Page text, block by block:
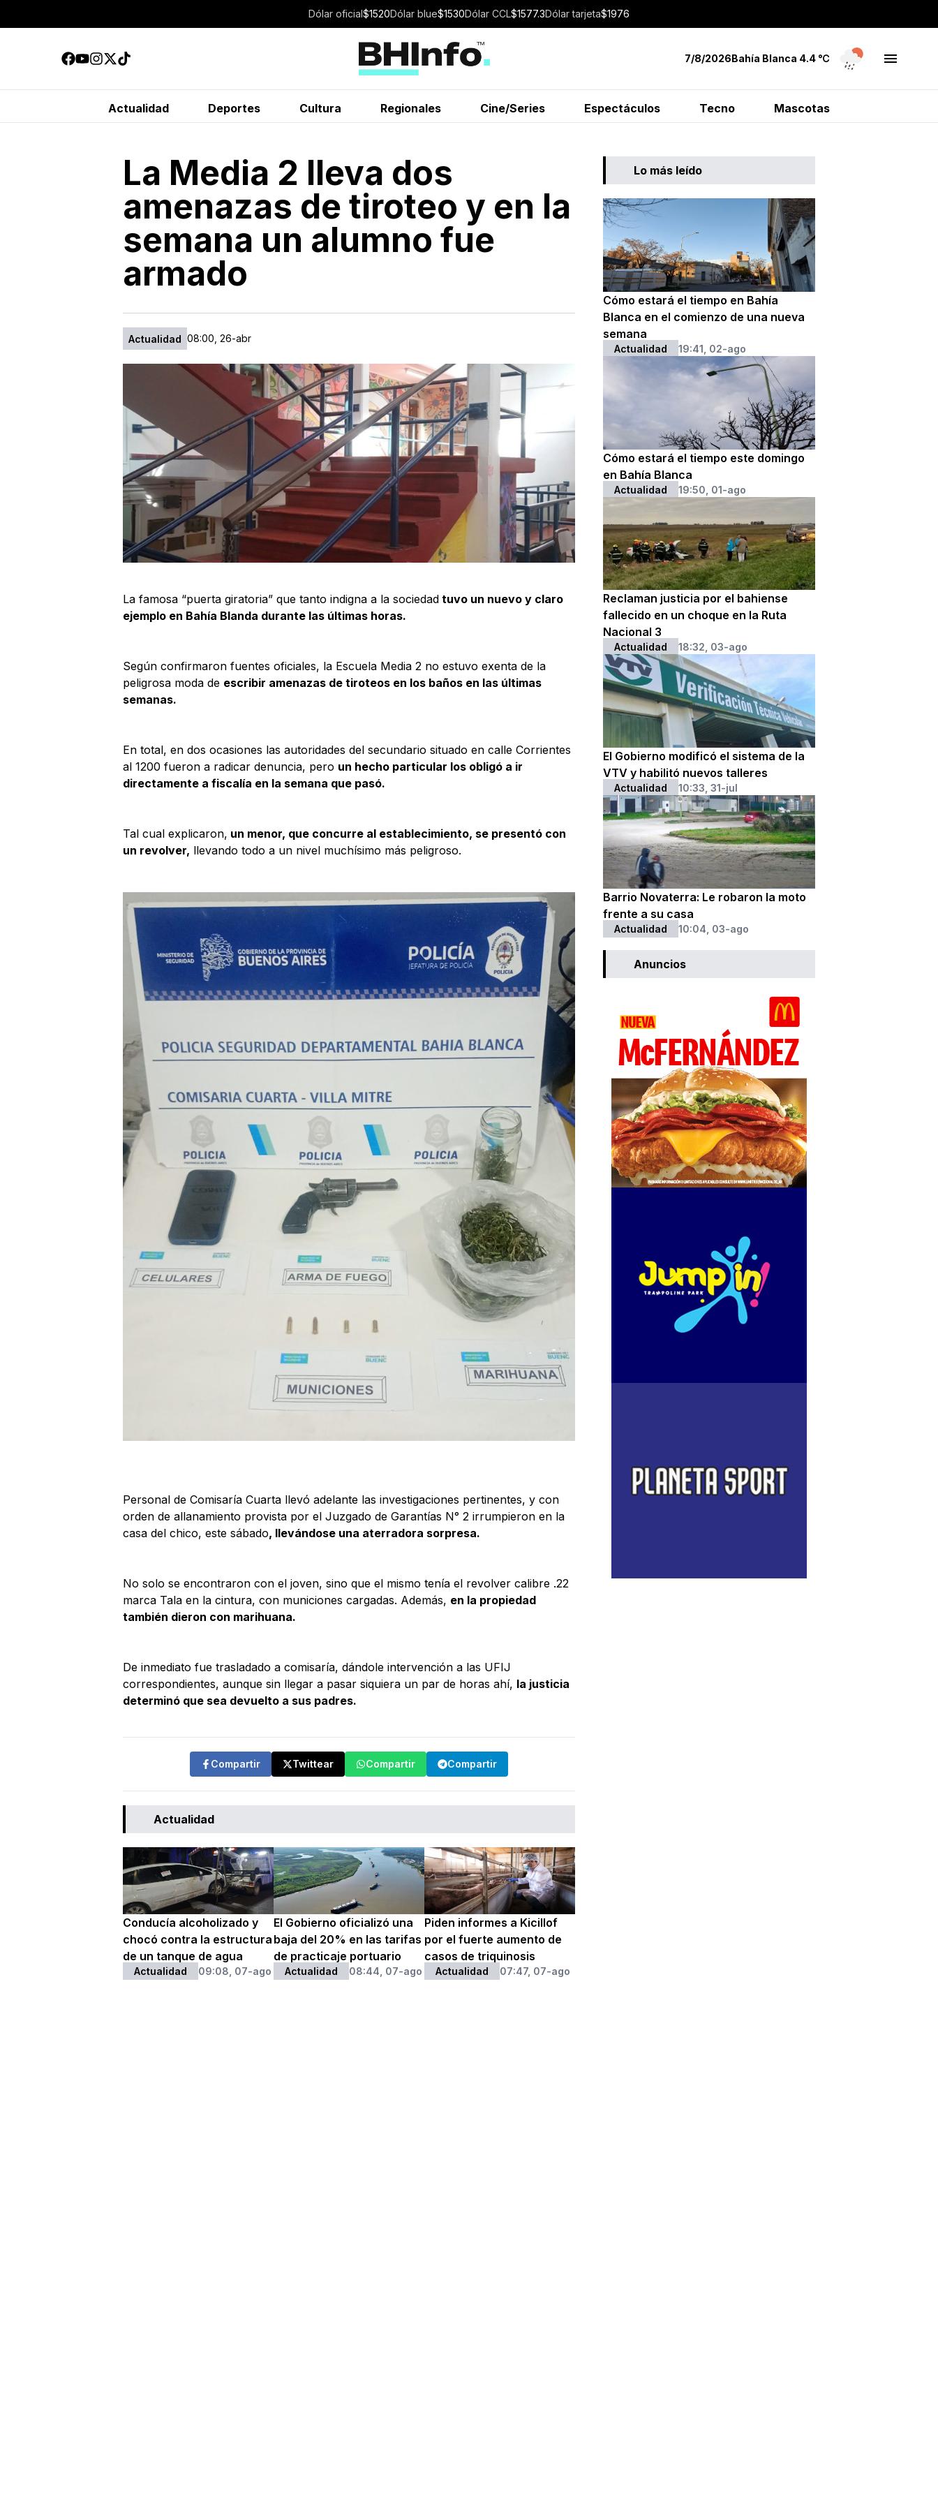
Dólar oficial$1520Dólar blue$1530Dólar CCL$1577.3Dólartarjeta$1976
7/8/2026Bahía Blanca 4.4 ℃
Actualidad Deportes Cultura Regionales Cine/Series Espectáculos Tecno Mascotas
La Media 2 lleva dos
amenazas de tiroteo y en la
semana un alumno fue
armado
Actualidad 08:00, 26-abr
La famosa “puerta giratoria” que tanto indigna a la sociedad tuvo un nuevo y claro
ejemplo en Bahía Blanda durante las últimas horas.
Según confirmaron fuentes oficiales, la Escuela Media 2 no estuvo exenta de la
peligrosa moda de escribir amenazas de tiroteos en los baños en las últimas
semanas.
En total, en dos ocasiones las autoridades del secundario situado en calle Corrientes
al 1200 fueron a radicar denuncia, pero un hecho particular los obligó a ir
directamente a fiscalía en la semana que pasó.
Tal cual explicaron, un menor, que concurre al establecimiento, se presentó con
un revolver, llevando todo a un nivel muchísimo más peligroso.
Personal de Comisaría Cuarta llevó adelante las investigaciones pertinentes, y con
orden de allanamiento provista por el Juzgado de Garantías N° 2 irrumpieron en la
casa del chico, este sábado, llevándose una aterradora sorpresa.
No solo se encontraron con el joven, sino que el mismo tenía el revolver calibre .22
marca Tala en la cintura, con municiones cargadas. Además, en la propiedad
también dieron con marihuana.
De inmediato fue trasladado a comisaría, dándole intervención a las UFIJ
correspondientes, aunque sin llegar a pasar siquiera un par de horas ahí, la justicia
determinó que sea devuelto a sus padres.
Compartir Twittear Compartir Compartir
Actualidad
Conducía alcoholizado y
chocó contra la estructura
de un tanque de agua
Actualidad 09:08, 07-ago
El Gobierno oficializó una
baja del 20% en las tarifas
de practicaje portuario
Actualidad 08:44, 07-ago
Piden informes a Kicillof
por el fuerte aumento de
casos de triquinosis
Actualidad 07:47, 07-ago
Lo más leído
Cómo estará el tiempo en Bahía
Blanca en el comienzo de una nueva
semana
Actualidad 19:41, 02-ago
Cómo estará el tiempo este domingo
en Bahía Blanca
Actualidad 19:50, 01-ago
Reclaman justicia por el bahiense
fallecido en un choque en la Ruta
Nacional 3
Actualidad 18:32, 03-ago
El Gobierno modificó el sistema de la
VTV y habilitó nuevos talleres
Actualidad 10:33, 31-jul
Barrio Novaterra: Le robaron la moto
frente a su casa
Actualidad 10:04, 03-ago
Anuncios